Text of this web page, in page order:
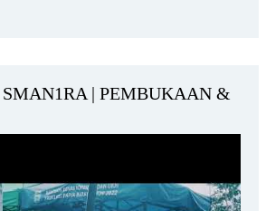
SMAN1RA | PEMBUKAAN &